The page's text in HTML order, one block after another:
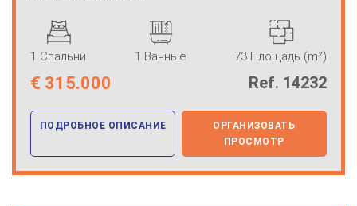
1 Спальни 1 Ванные 73 Площадь (m²)
€ 315.000 Ref. 14232
ПОДРОБНОЕ ОПИСАНИЕ
ОРГАНИЗОВАТЬ
ПРОСМОТР